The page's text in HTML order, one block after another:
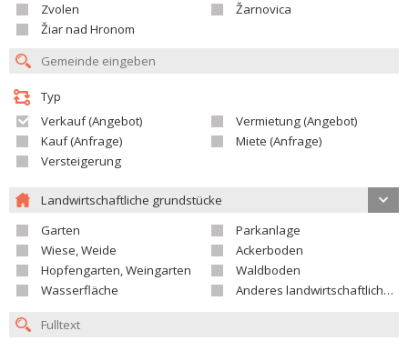
Zvolen
Žarnovica
Žiar nad Hronom
Typ
Verkauf (Angebot)
Vermietung (Angebot)
Kauf (Anfrage)
Miete (Anfrage)
Versteigerung
Landwirtschaftliche grundstücke
Garten
Parkanlage
Wiese, Weide
Ackerboden
Hopfengarten, Weingarten
Waldboden
Wasserfläche
Anderes landwirtschaftliches Grundstück